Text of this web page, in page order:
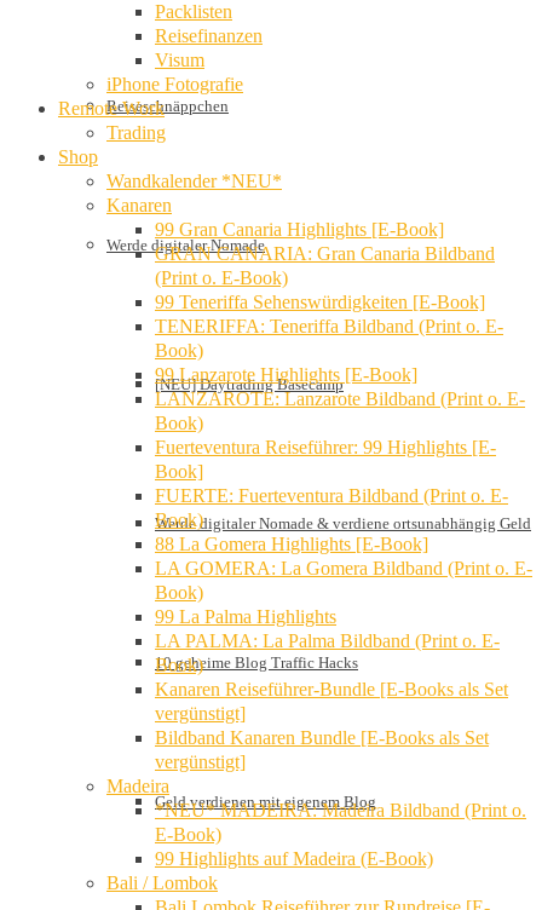
Reiseschnäppchen
Werde digitaler Nomade
[NEU] Daytrading Basecamp
Werde digitaler Nomade & verdiene ortsunabhängig Geld
10 geheime Blog Traffic Hacks
Geld verdienen mit eigenem Blog
Packlisten
Reisefinanzen
Visum
iPhone Fotografie
Remote Work
Trading
Shop
Wandkalender *NEU*
Kanaren
99 Gran Canaria Highlights [E-Book]
GRAN CANARIA: Gran Canaria Bildband
(Print o. E-Book)
99 Teneriffa Sehenswürdigkeiten [E-Book]
TENERIFFA: Teneriffa Bildband (Print o. E-
Book)
99 Lanzarote Highlights [E-Book]
LANZAROTE: Lanzarote Bildband (Print o. E-
Book)
Fuerteventura Reiseführer: 99 Highlights [E-
Book]
FUERTE: Fuerteventura Bildband (Print o. E-
Book)
88 La Gomera Highlights [E-Book]
LA GOMERA: La Gomera Bildband (Print o. E-
Book)
99 La Palma Highlights
LA PALMA: La Palma Bildband (Print o. E-
Book)
Kanaren Reiseführer-Bundle [E-Books als Set
vergünstigt]
Bildband Kanaren Bundle [E-Books als Set
vergünstigt]
Madeira
*NEU* MADEIRA: Madeira Bildband (Print o.
E-Book)
99 Highlights auf Madeira (E-Book)
Bali / Lombok